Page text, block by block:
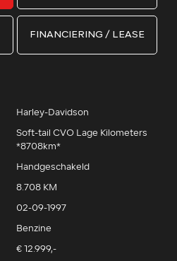
FINANCIERING / LEASE
Harley-Davidson
Soft-tail CVO Lage Kilometers
*8708km*
Handgeschakeld
8.708 KM
02-09-1997
Benzine
€ 12.999,-